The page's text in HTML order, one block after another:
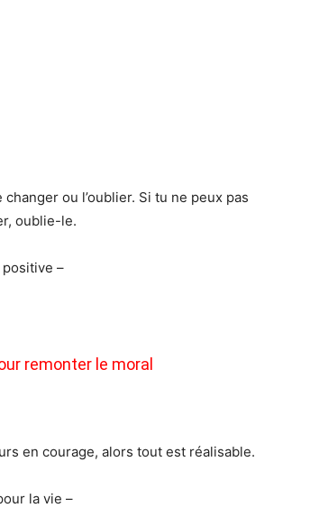
ou l’oublier. Si tu ne peux pas
oublie-le.
–
remonter le moral
en courage, alors tout est réalisable.
la vie –